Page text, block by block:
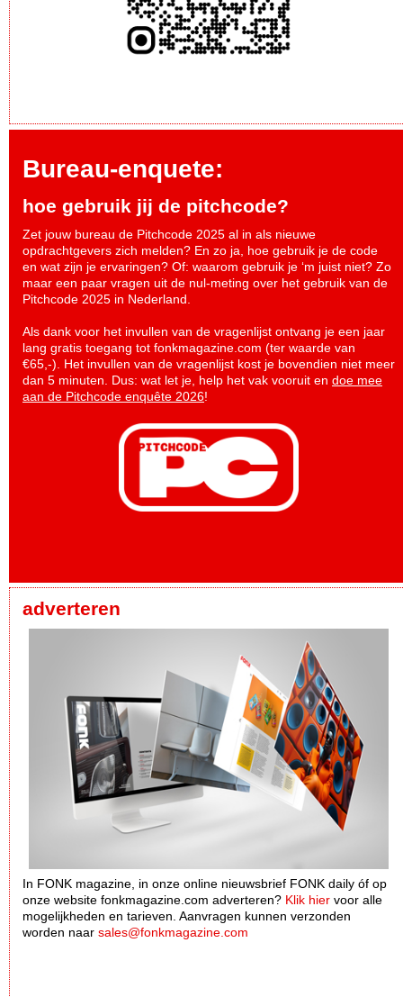
Bureau-enquete:
hoe gebruik jij de pitchcode?
Zet jouw bureau de Pitchcode 2025 al in als nieuwe
opdrachtgevers zich melden? En zo ja, hoe gebruik je de code
en wat zijn je ervaringen? Of: waarom gebruik je ‘m juist niet? Zo
maar een paar vragen uit de nul-meting over het gebruik van de
Pitchcode 2025 in Nederland.
Als dank voor het invullen van de vragenlijst ontvang je een jaar
lang gratis toegang tot fonkmagazine.com (ter waarde van
€65,-). Het invullen van de vragenlijst kost je bovendien niet meer
dan 5 minuten. Dus: wat let je, help het vak vooruit en doe mee
aan de Pitchcode enquête 2026!
adverteren
In FONK magazine, in onze online nieuwsbrief FONK daily óf op
onze website fonkmagazine.com adverteren? Klik hier voor alle
mogelijkheden en tarieven. Aanvragen kunnen verzonden
worden naar sales@fonkmagazine.com